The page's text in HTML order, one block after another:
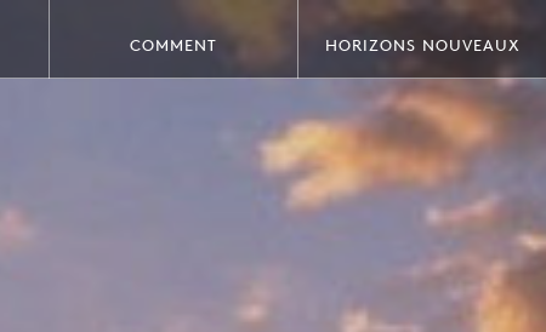
COMMENT HORIZONS NOUVEAUX